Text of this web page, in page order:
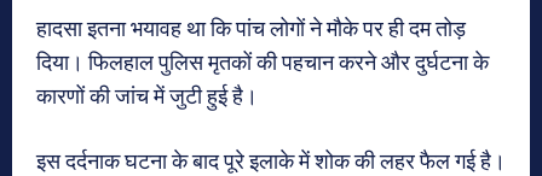
हादसा इतना भयावह था कि पांच लोगों ने मौके पर ही दम तोड़
दिया। फिलहाल पुलिस मृतकों की पहचान करने और दुर्घटना के
कारणों की जांच में जुटी हुई है।
इस दर्दनाक घटना के बाद पूरे इलाके में शोक की लहर फैल गई है।